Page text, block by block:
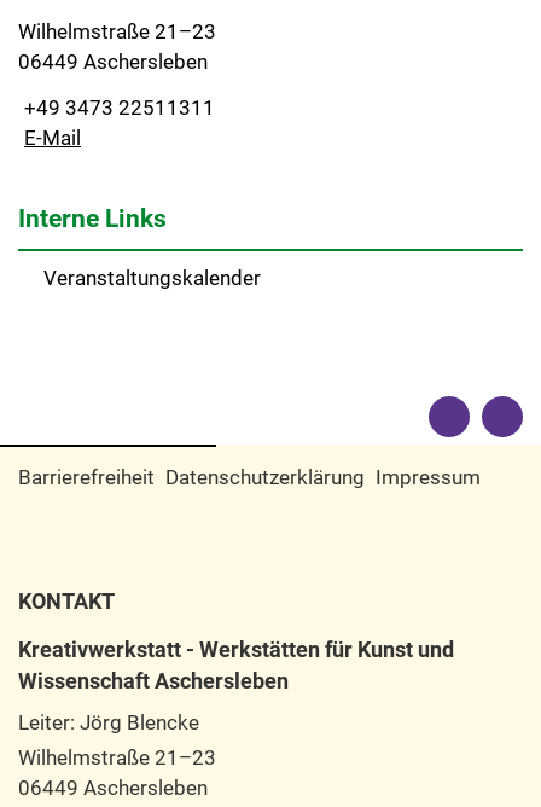
Wilhelmstraße 21–23
06449 Aschersleben
+49 3473 22511311
E-Mail
Interne Links
Veranstaltungskalender
Barrierefreiheit Datenschutzerklärung Impressum
KONTAKT
Kreativwerkstatt - Werkstätten für Kunst und
Wissenschaft Aschersleben
Leiter: Jörg Blencke
Wilhelmstraße 21–23
06449 Aschersleben